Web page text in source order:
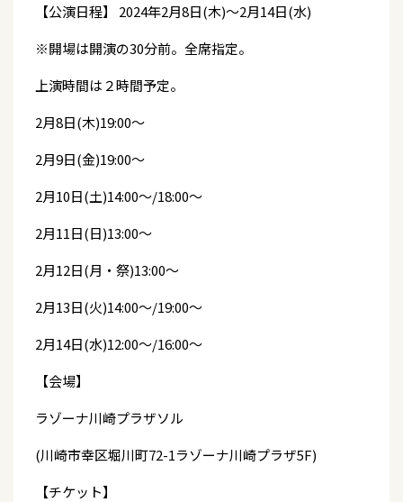
【公演日程】 2024年2月8日(木)～2月14日(水)
※開場は開演の30分前。全席指定。
上演時間は２時間予定。
2月8日(木)19:00～
2月9日(金)19:00～
2月10日(土)14:00～/18:00～
2月11日(日)13:00～
2月12日(月・祭)13:00～
2月13日(火)14:00～/19:00～
2月14日(水)12:00～/16:00～
【会場】
ラゾーナ川崎プラザソル
(川崎市幸区堀川町72-1ラゾーナ川崎プラザ5F)
【チケット】